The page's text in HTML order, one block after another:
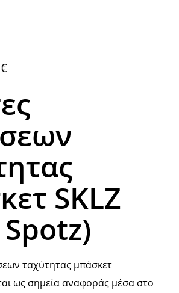
€
SKLZ
ταχύτητας μπάσκετ
ως σημεία αναφοράς μέσα στο